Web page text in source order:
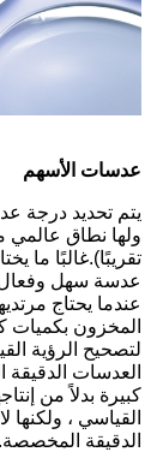
عدسات الأسهم
يتم تحديد درجة
ولها نطاق
تقريبًا).غالبًا ما
عدسة سهل وفعال
عندما يحتاج
المخزون بكميات
لتصحيح الرؤية
العدسات
كبيرة بدلاً من
القياسي ،
الدقيقة المخصصة.